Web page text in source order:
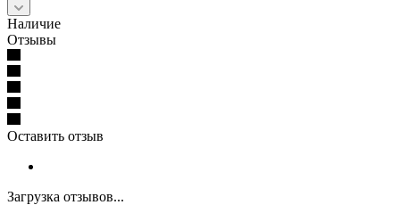
Наличие
Отзывы
Оставить отзыв
Загрузка отзывов...